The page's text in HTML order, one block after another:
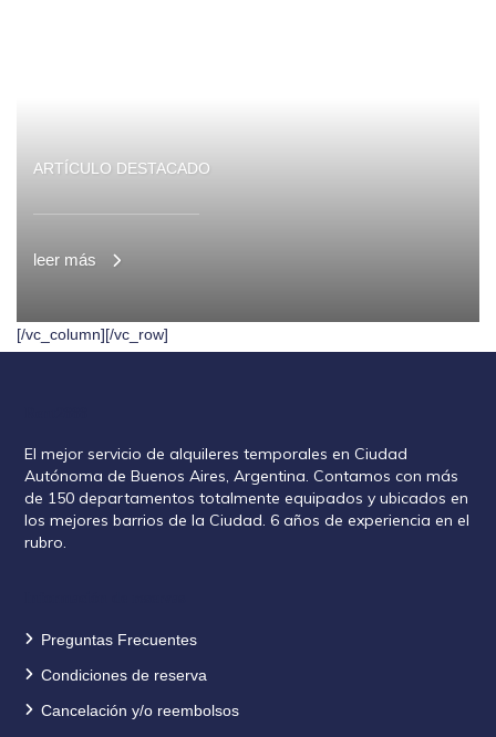
ARTÍCULO DESTACADO
leer más
[/vc_column][/vc_row]
El mejor servicio de alquileres temporales en Ciudad
Autónoma de Buenos Aires, Argentina. Contamos con más
de 150 departamentos totalmente equipados y ubicados en
los mejores barrios de la Ciudad. 6 años de experiencia en el
rubro.
Preguntas Frecuentes
Condiciones de reserva
Cancelación y/o reembolsos